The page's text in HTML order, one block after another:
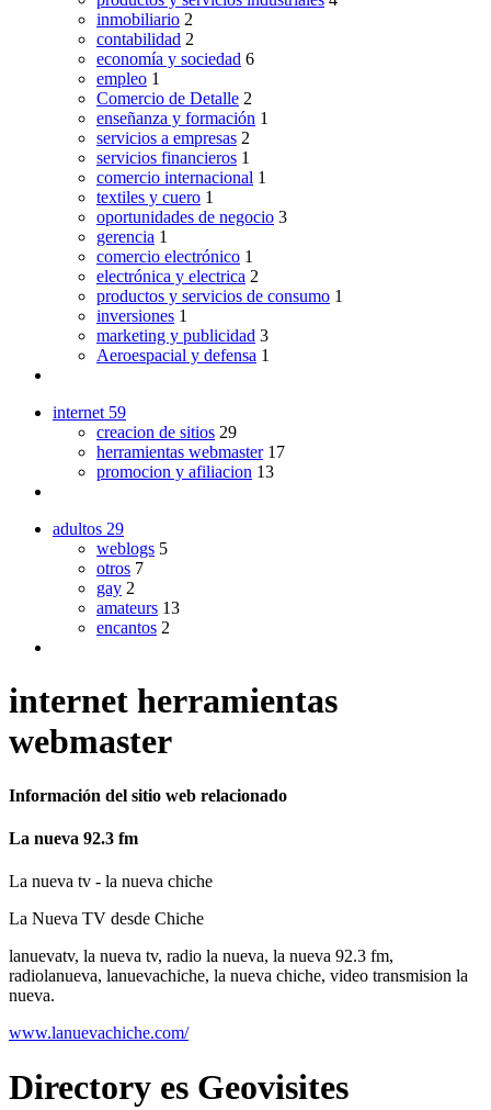
inmobiliario 2
contabilidad 2
economía y sociedad 6
empleo 1
Comercio de Detalle 2
enseñanza y formación 1
servicios a empresas 2
servicios financieros 1
comercio internacional 1
textiles y cuero 1
oportunidades de negocio 3
gerencia 1
comercio electrónico 1
electrónica y electrica 2
productos y servicios de consumo 1
inversiones 1
marketing y publicidad 3
Aeroespacial y defensa 1
internet 59
creacion de sitios 29
herramientas webmaster 17
promocion y afiliacion 13
adultos 29
weblogs 5
otros 7
gay 2
amateurs 13
encantos 2
internet herramientas
webmaster
Información del sitio web relacionado
La nueva 92.3 fm
La nueva tv - la nueva chiche
La Nueva TV desde Chiche
lanuevatv, la nueva tv, radio la nueva, la nueva 92.3 fm,
radiolanueva, lanuevachiche, la nueva chiche, video transmision la
nueva.
www.lanuevachiche.com/
Directory es Geovisites